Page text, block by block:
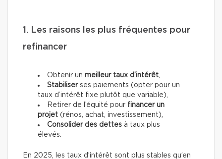
1. Les raisons les plus fréquentes pour
refinancer
Obtenir un meilleur taux d’intérêt,
Stabiliserses paiements (opter pour un
taux d’intérêt fixe plutôt que variable),
Retirer de l’équité pour financer un
projet (rénos, achat, investissement),
Consolider des dettes à taux plus
élevés.
En 2025, les taux d’intérêt sont plus stables qu’en